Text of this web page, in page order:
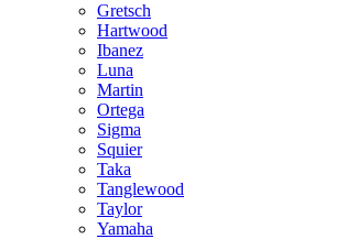
Gretsch
Hartwood
Ibanez
Luna
Martin
Ortega
Sigma
Squier
Taka
Tanglewood
Taylor
Yamaha